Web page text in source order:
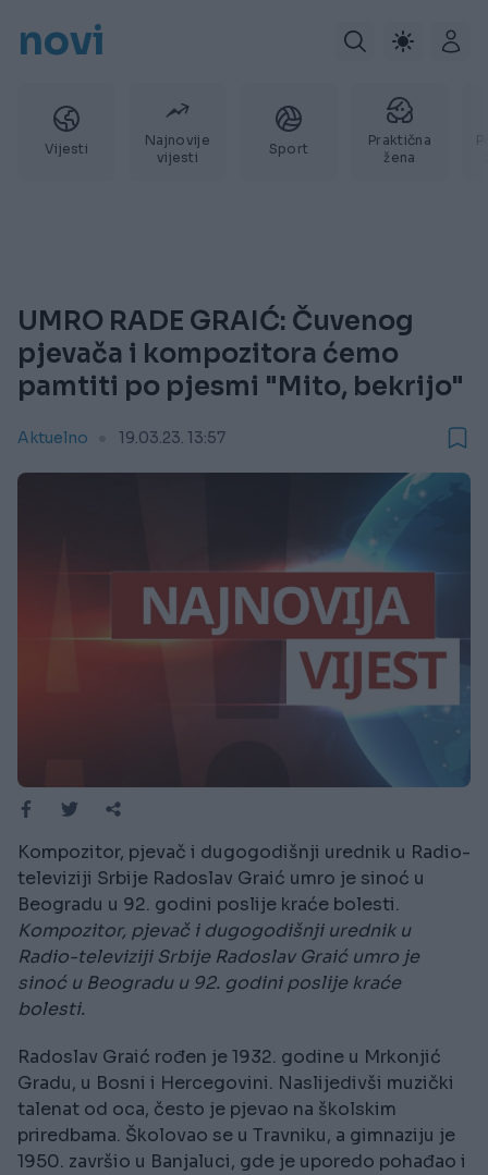
novi
Vijesti
Najnovije
vijesti
Sport
Praktična
žena
UMRO RADE GRAIĆ: Čuvenog
pjevača i kompozitora ćemo
pamtiti po pjesmi "Mito, bekrijo"
Aktuelno 19.03.23. 13:57
Kompozitor, pjevač i dugogodišnji urednik u Radio-
televiziji Srbije Radoslav Graić umro je sinoć u
Beogradu u 92. godini poslije kraće bolesti.
Kompozitor, pjevač i dugogodišnji urednik u
Radio-televiziji Srbije Radoslav Graić umro je
sinoć u Beogradu u 92. godini poslije kraće
bolesti.
Radoslav Graić rođen je 1932. godine u Mrkonjić
Gradu, u Bosni i Hercegovini. Naslijedivši muzički
talenat od oca, često je pjevao na školskim
priredbama. Školovao se u Travniku, a gimnaziju je
1950. završio u Banjaluci, gde je uporedo pohađao i